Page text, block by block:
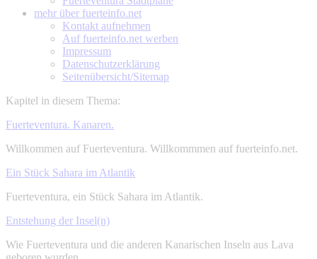
mehr über fuerteinfo.net
Kontakt aufnehmen
Auf fuerteinfo.net werben
Impressum
Datenschutzerklärung
Seitenübersicht/Sitemap
Kapitel in diesem Thema:
Fuerteventura. Kanaren.
Willkommen auf Fuerteventura. Willkommmen auf fuerteinfo.net.
Ein Stück Sahara im Atlantik
Fuerteventura, ein Stück Sahara im Atlantik.
Entstehung der Insel(n)
Wie Fuerteventura und die anderen Kanarischen Inseln aus Lava